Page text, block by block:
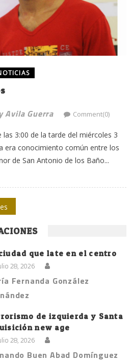
Avila Guerra Comment(0)
3:00 de la tarde del miércoles 3
era conocimiento común entre los
de San Antonio de los Baño...
que late en el centro
28, 2026
Fernanda González
de izquierda y Santa
new age
28, 2026
Buen Abad Domínguez